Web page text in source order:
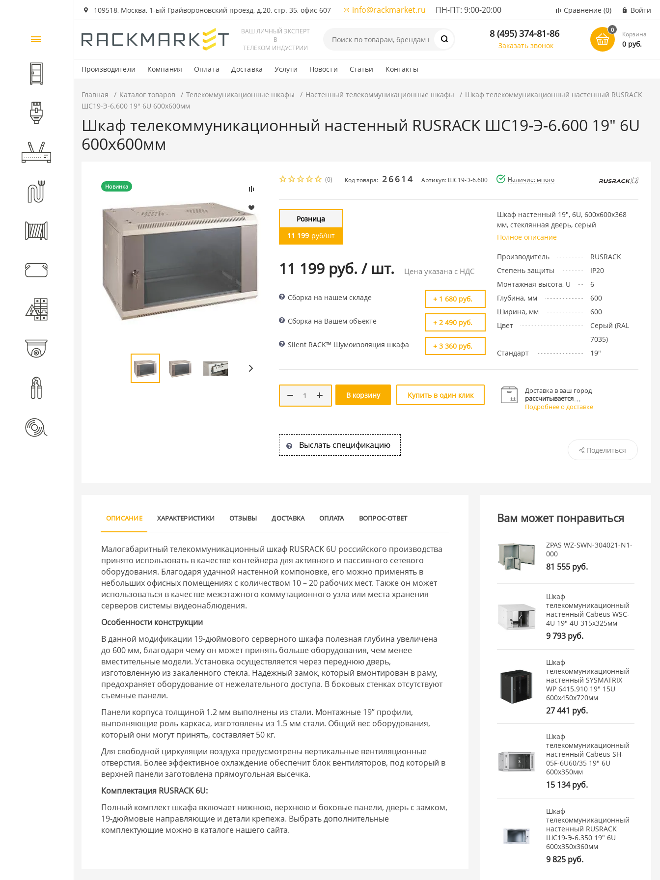
109518, Москва, 1-ый Грайвороновский проезд, д.20, стр. 35, офис 607 info@rackmarket.ru ПН-ПТ: 9:00-20:00 Сравнение (0) Войти
ВАШ ЛИЧНЫЙ ЭКСПЕРТ
В
ТЕЛЕКОМ ИНДУСТРИИ
8 (495) 374-81-86
Заказать звонок
0
Корзина
0 руб.
Производители Компания Оплата Доставка Услуги Новости Статьи Контакты
Каталог
товаров
Шкафы и стойки
Активное оборудование
Волоконно-оптические
Кабеленесущие системы
Электротехническое
Главная Каталог товаров Телекоммуникационные шкафы Настенный телекоммуникационные шкафы
Шкаф телекоммуникационный настенный RUSRACK
ШС19-Э-6.600 19" 6U 600x600мм
Шкаф телекоммуникационный настенный RUSRACK ШС19-Э-6.600 19" 6U
600x600мм
Новинка
(0) Код товара: 26614 Артикул: ШС19-Э-6.600 Наличие: много
Розница
11 199 руб/шт
11 199 руб. / шт. Цена указана с НДС
Сборка на нашем складе + 1 680 руб.
Сборка на Вашем объекте + 2 490 руб.
Silent RACK™ Шумоизоляция шкафа + 3 360 руб.
Шкаф настенный 19", 6U, 600х600х368
мм, стеклянная дверь, серый
Полное описание
Производитель
RUSRACK
Степень защиты
IP20
Монтажная высота, U
6
Глубина, мм
600
Ширина, мм
600
Цвет
Cерый (RAL
7035)
Стандарт
19"
В корзину Купить в один клик
Доставка в ваш город
рассчитывается
Подробнее о доставке
Выслать спецификацию Поделиться
ОПИСАНИЕ ХАРАКТЕРИСТИКИ ОТЗЫВЫ ДОСТАВКА ОПЛАТА ВОПРОС-ОТВЕТ
Малогабаритный телекоммуникационный шкаф RUSRACK 6U российского производства
принято использовать в качестве контейнера для активного и пассивного сетевого
оборудования. Благодаря удачной настенной компоновке, его можно применять в
небольших офисных помещениях с количеством 10 – 20 рабочих мест. Также он может
использоваться в качестве межэтажного коммутационного узла или места хранения
серверов системы видеонаблюдения.
Особенности конструкции
В данной модификации 19-дюймового серверного шкафа полезная глубина увеличена
до 600 мм, благодаря чему он может принять больше оборудования, чем менее
вместительные модели. Установка осуществляется через переднюю дверь,
изготовленную из закаленного стекла. Надежный замок, который вмонтирован в раму,
предохраняет оборудование от нежелательного доступа. В боковых стенках отсутствуют
съемные панели.
Панели корпуса толщиной 1.2 мм выполнены из стали. Монтажные 19” профили,
выполняющие роль каркаса, изготовлены из 1.5 мм стали. Общий вес оборудования,
который они могут принять, составляет 50 кг.
Для свободной циркуляции воздуха предусмотрены вертикальные вентиляционные
отверстия. Более эффективное охлаждение обеспечит блок вентиляторов, под который в
верхней панели заготовлена прямоугольная высечка.
Комплектация RUSRACK6U:
Полный комплект шкафа включает нижнюю, верхнюю и боковые панели, дверь с замком,
19-дюймовые направляющие и детали крепежа. Выбрать дополнительные
комплектующие можно в каталоге нашего сайта.
Вам может понравиться
ZPAS WZ-SWN-304021-N1-
000
81 555 руб.
Шкаф
телекоммуникационный
настенный Cabeus WSC-
4U 19" 4U 315x325мм
9 793 руб.
Шкаф
телекоммуникационный
настенный SYSMATRIX
WP 6415.910 19" 15U
600x450x720мм
27 441 руб.
Шкаф
телекоммуникационный
настенный Cabeus SH-
05F-6U60/35 19" 6U
600x350мм
15 134 руб.
Шкаф
телекоммуникационный
настенный RUSRACK
ШС19-Э-6.350 19" 6U
600x350x360мм
9 825 руб.